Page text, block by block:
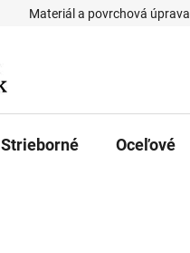
Materiál a povrchová úprava
Strieborné Oceľové